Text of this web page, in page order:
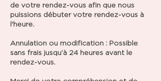
de votre rendez-vous afin que nous
puissions débuter votre rendez-vous à
l'heure.
Annulation ou modification : Possible
sans frais jusqu’à 24 heures avant le
rendez-vous.